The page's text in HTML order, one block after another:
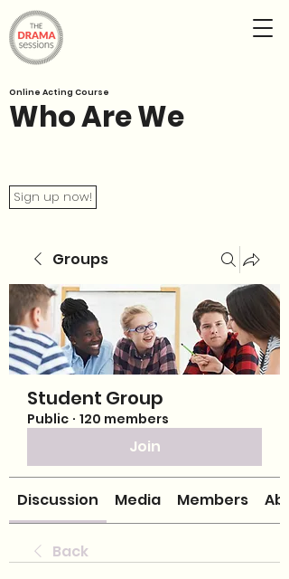
Who Are We
Online Acting Course
Sign up now!
Groups
Student Group
Public · 120 members
Join
Discussion Media Members
Back